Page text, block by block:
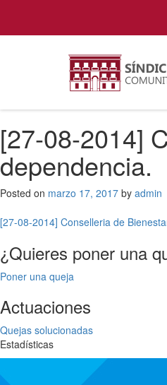
[27-08-2014]
dependencia.
Posted on marzo 17, 2017 by admin
Navegación
de
entradas
[27-08-2014] Conselleria de
¿Quieres poner una
Poner una queja
Actuaciones
Quejas solucionadas
Estadísticas